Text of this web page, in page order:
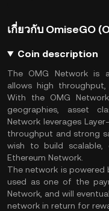
เกี่ยวกับ OmiseGO
Coin description
The OMG Network is
allows high
With the OMG
geographies, asset
Network leverages
throughput and strong
wish to build scalable,
Ethereum Network.
The network is powered
used as one of the
Network, and will
network in return for